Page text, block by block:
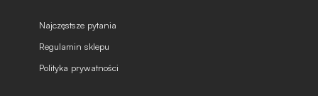
Najczęstsze pytania
Regulamin sklepu
Polityka prywatności